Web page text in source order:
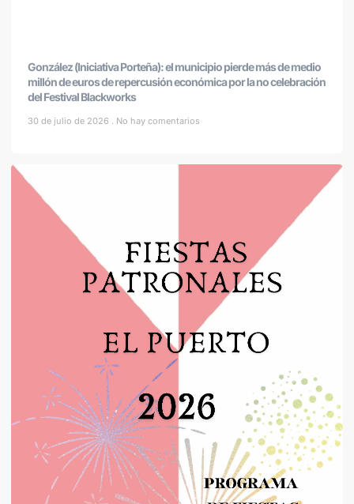
González (Iniciativa Porteña): el municipio pierde más de medio
millón de euros de repercusión económica por la no celebración
del Festival Blackworks
30 de julio de 2026 No hay comentarios